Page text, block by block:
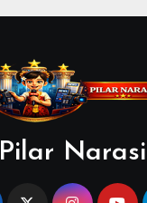
Pilar Narasi